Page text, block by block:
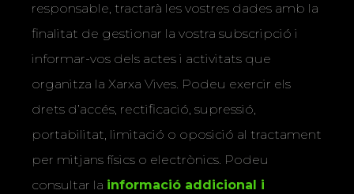
responsable, tractarà les vostres dades amb la
finalitat de gestionar la vostra subscripció i
informar-vos dels actes i activitats que
organitza la Xarxa Vives. Podeu exercir els
drets d’accés, rectificació, supressió,
portabilitat, limitació o oposició al tractament
per mitjans físics o electrònics. Podeu
consultar la informació addicional i